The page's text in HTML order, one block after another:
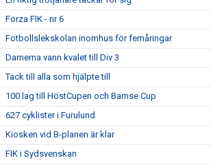
Forza FIK - nr 6
Fotbollslekskolan inomhus för femåringar
Damerna vann kvalet till Div 3
Tack till alla som hjälpte till
100 lag till HöstCupen och Bamse Cup
627 cyklister i Furulund
Kiosken vid B-planen är klar
FIK i Sydsvenskan